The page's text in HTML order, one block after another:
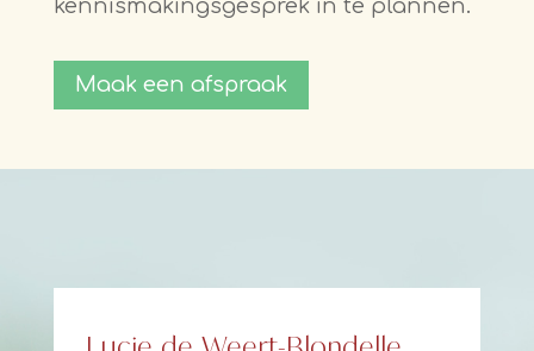
kennismakingsgesprek in te plannen.
Maak een afspraak